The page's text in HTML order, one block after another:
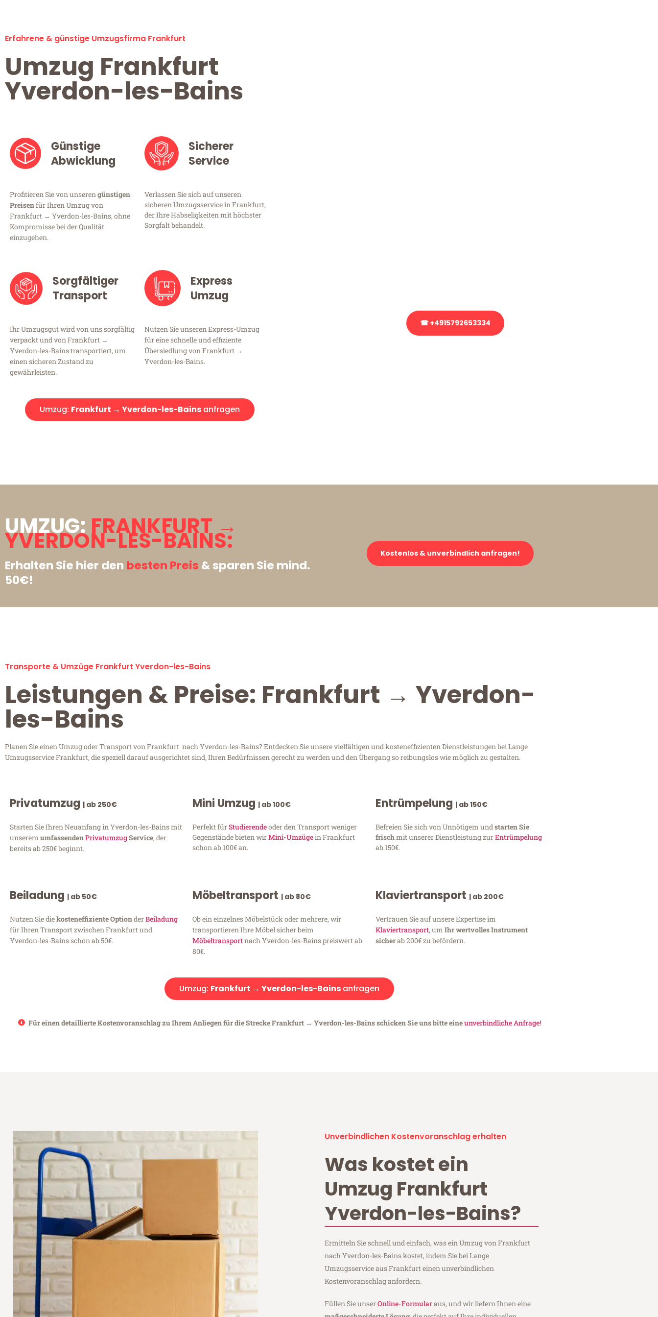
Erfahrene & günstige Umzugsfirma Frankfurt
Umzug Frankfurt
Yverdon-les-Bains
Günstige
Abwicklung
Profitieren Sie von unserengünstigen
Preisenfür Ihren Umzug von
Frankfurt → Yverdon-les-Bains, ohne
Kompromisse bei der Qualität
einzugehen.
Sicherer
Service
Verlassen Sie sich auf unseren
sicheren Umzugsservice in Frankfurt,
der Ihre Habseligkeiten mit höchster
Sorgfalt behandelt.
Sorgfältiger
Transport
Ihr Umzugsgut wird von uns sorgfältig
verpackt und von Frankfurt →
Yverdon-les-Bains transportiert, um
einen sicheren Zustand zu
gewährleisten.
Express
Umzug
Nutzen Sie unseren Express-Umzug
für eine schnelle und effiziente
Übersiedlung von Frankfurt →
Yverdon-les-Bains.
Umzug: Frankfurt → Yverdon-les-Bainsanfragen
☎ +4915792653334
UMZUG:FRANKFURT →
YVERDON-LES-BAINS:
Erhalten Sie hier den besten Preis & sparen Sie mind.
50€!
Kostenlos & unverbindlich anfragen!
Transporte & Umzüge Frankfurt Yverdon-les-Bains
Leistungen & Preise: Frankfurt → Yverdon-
les-Bains
Planen Sie einen Umzug oder Transport von Frankfurt nach Yverdon-les-Bains? Entdecken Sie unsere vielfältigen und kosteneffizienten Dienstleistungen bei Lange
Umzugsservice Frankfurt, die speziell darauf ausgerichtet sind, Ihren Bedürfnissen gerecht zu werden und den Übergang so reibungslos wie möglich zu gestalten.
Privatumzug | ab 250€
Starten Sie Ihren Neuanfang in Yverdon-les-Bains mit
unserem umfassendenPrivatumzugService, der
bereits ab 250€ beginnt.
Mini Umzug | ab 100€
Perfekt fürStudierendeoder den Transport weniger
Gegenstände bieten wirMini-Umzügein Frankfurt
schon ab 100€ an.
Entrümpelung | ab 150€
Befreien Sie sich von Unnötigem undstarten Sie
frischmit unserer Dienstleistung zurEntrümpelung
ab 150€.
Beiladung | ab 50€
Nutzen Sie diekosteneffiziente OptionderBeiladung
für Ihren Transport zwischen Frankfurt und
Yverdon-les-Bains schon ab 50€.
Möbeltransport | ab 80€
Ob ein einzelnes Möbelstück oder mehrere, wir
transportieren Ihre Möbel sicher beim
Möbeltransportnach Yverdon-les-Bains preiswert ab
80€.
Klaviertransport | ab 200€
Vertrauen Sie auf unsere Expertise im
Klaviertransport, um Ihr wertvolles Instrument
sicherab 200€ zu befördern.
Umzug: Frankfurt → Yverdon-les-Bainsanfragen
Für einen detaillierte Kostenvoranschlag zu Ihrem Anliegen für die Strecke Frankfurt → Yverdon-les-Bains schicken Sie uns bitte eineunverbindliche Anfrage!
Unverbindlichen Kostenvoranschlag erhalten
Was kostet ein
Umzug Frankfurt
Yverdon-les-Bains?
Ermitteln Sie schnell und einfach, was ein Umzug von Frankfurt
nach Yverdon-les-Bains kostet, indem Sie bei Lange
Umzugsservice aus Frankfurt einen unverbindlichen
Kostenvoranschlag anfordern.
Füllen Sie unserOnline-Formularaus, und wir liefern Ihnen eine